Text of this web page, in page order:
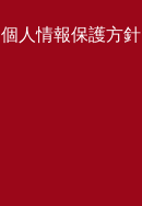
個人情報保護方針